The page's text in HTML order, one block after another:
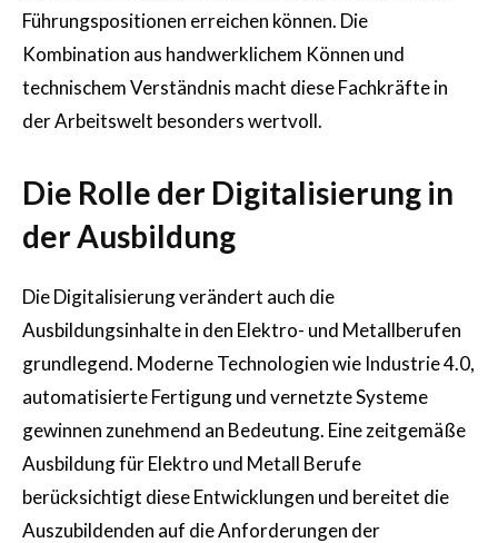
Führungspositionen erreichen können. Die
Kombination aus handwerklichem Können und
technischem Verständnis macht diese Fachkräfte in
der Arbeitswelt besonders wertvoll.
Die Rolle der Digitalisierung in
der Ausbildung
Die Digitalisierung verändert auch die
Ausbildungsinhalte in den Elektro- und Metallberufen
grundlegend. Moderne Technologien wie Industrie 4.0,
automatisierte Fertigung und vernetzte Systeme
gewinnen zunehmend an Bedeutung. Eine zeitgemäße
Ausbildung für Elektro und Metall Berufe
berücksichtigt diese Entwicklungen und bereitet die
Auszubildenden auf die Anforderungen der